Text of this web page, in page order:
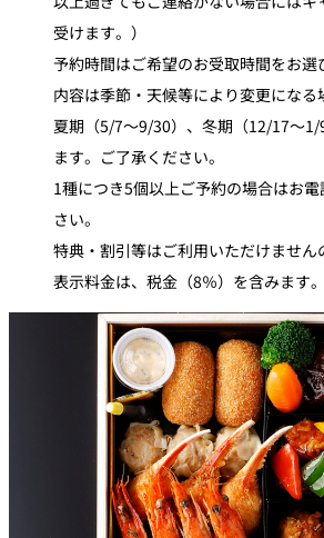
受けます。）
予約時間はご希望のお受取時間をお選
内容は季節・天候等により変更になる
夏期（5/7～9/30）、冬期（12/17～
ます。ご了承ください。
1種につき5個以上ご予約の場合はお
さい。
特典・割引等はご利用いただけません
表示料金は、税金（8％）を含みます。